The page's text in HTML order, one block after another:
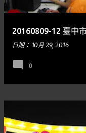
20160809-12 臺中
日期： 10月 29, 2016
0